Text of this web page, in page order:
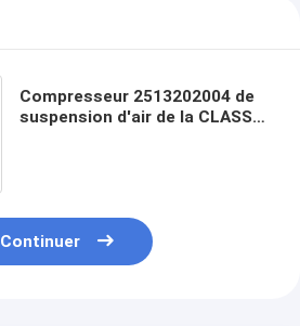
Compresseur 2513202004 de
suspension d'air de la CLASSE
Continuer